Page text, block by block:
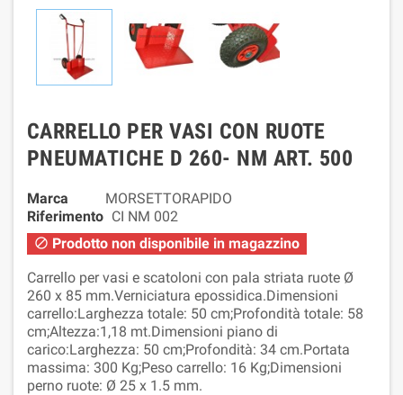
CARRELLO PER VASI CON RUOTE
PNEUMATICHE D 260- NM ART. 500
Marca
MORSETTORAPIDO
Riferimento CI NM 002
 Prodotto non disponibile in magazzino
Carrello per vasi e scatoloni con pala striata ruote Ø
260 x 85 mm.Verniciatura epossidica.Dimensioni
carrello:Larghezza totale: 50 cm;Profondità totale: 58
cm;Altezza:1,18 mt.Dimensioni piano di
carico:Larghezza: 50 cm;Profondità: 34 cm.Portata
massima: 300 Kg;Peso carrello: 16 Kg;Dimensioni
perno ruote: Ø 25 x 1.5 mm.